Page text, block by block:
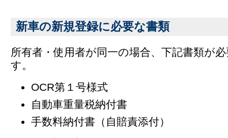
新車の新規登録に必要な書類
所有者・使用者が同一の場合、下記書類が
す。
OCR第１号様式
自動車重量税納付書
手数料納付書（自賠責添付）